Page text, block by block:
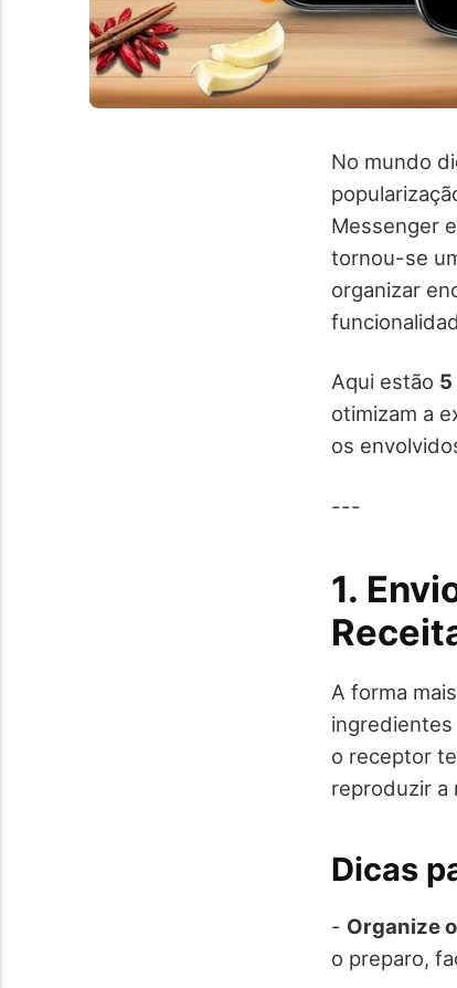
No mundo
Messenger
tornou-se
organizar
Aqui estão
otimizam a
os
---
1.
A forma
o receptor
reproduzir a
Dicas
- Organize
o preparo,